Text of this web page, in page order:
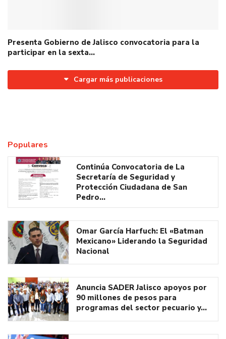
Presenta Gobierno de Jalisco convocatoria para la
participar en la sexta…
Cargar más publicaciones
Populares
Continúa Convocatoria de La
Secretaría de Seguridad y
Protección Ciudadana de San
Pedro…
Omar García Harfuch: El «Batman
Mexicano» Liderando la Seguridad
Nacional
Anuncia SADER Jalisco apoyos por
90 millones de pesos para
programas del sector pecuario y…